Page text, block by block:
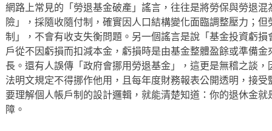
網路上常見的「勞退基金破產」謠言，往往是將勞保與勞退
險」，採隨收隨付制，確實因人口結構變化面臨調整壓力；
制」，不會有收支失衡問題。另一個謠言是說「基金投資虧
戶從不因虧損而扣減本金，虧損時是由基金整體盈餘或準備
長。還有人誤傳「政府會挪用勞退基金」，這更是無稽之談
法明文規定不得挪作他用，且每年度財務報表公開透明，接
要理解個人帳戶制的設計邏輯，就能清楚知道：你的退休金
障。